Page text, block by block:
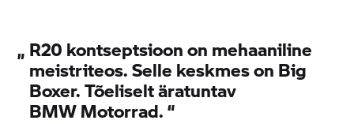
„ R20 kontseptsioon on mehaaniline
meistriteos. Selle keskmes on Big
Boxer. Tõeliselt äratuntav
BMW Motorrad.“